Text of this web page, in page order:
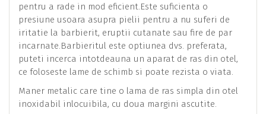
pentru a rade in mod eficient.Este suficienta o
presiune usoara asupra pielii pentru a nu suferi de
iritatie la barbierit, eruptii cutanate sau fire de par
incarnate.Barbieritul este optiunea dvs. preferata,
puteti incerca intotdeauna un aparat de ras din otel,
ce foloseste lame de schimb si poate rezista o viata.
Maner metalic care tine o lama de ras simpla din otel
inoxidabil inlocuibila, cu doua margini ascutite.